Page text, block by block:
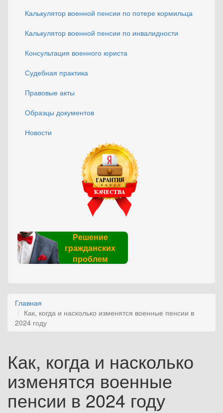
Калькулятор военной пенсии по потере кормильца
Калькулятор военной пенсии по инвалидности
Консультация военного юриста
Судебная практика
Правовые акты
Образцы документов
Новости
Решение
гражданских
проблем
Главная
Как, когда и насколько изменятся военные пенсии в
2024 году
Как, когда и насколько
изменятся военные
пенсии в 2024 году